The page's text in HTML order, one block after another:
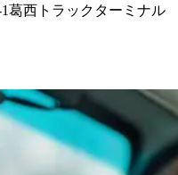
葛西トラックターミナル